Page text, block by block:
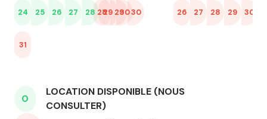
24 25 26 27 28 29 30
31
28 29 30 26 27 28 29 30
0
LOCATION DISPONIBLE (NOUS
CONSULTER)